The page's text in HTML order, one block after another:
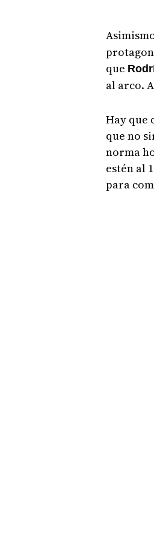
que
al arco.
Hay que
que no
norma
estén al
para